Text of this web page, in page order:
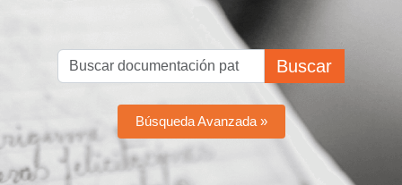
Buscar
Búsqueda Avanzada »